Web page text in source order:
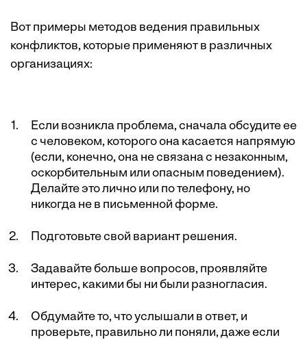
Вот примеры методов ведения правильных
конфликтов, которые применяют в различных
организациях:
Если возникла проблема, сначала обсудите ее
с человеком, которого она касается напрямую
(если, конечно, она не связана с незаконным,
оскорбительным или опасным поведением).
Делайте это лично или по телефону, но
никогда не в письменной форме.
Подготовьте свой вариант решения.
Задавайте больше вопросов, проявляйте
интерес, какими бы ни были разногласия.
Обдумайте то, что услышали в ответ, и
проверьте, правильно ли поняли, даже если